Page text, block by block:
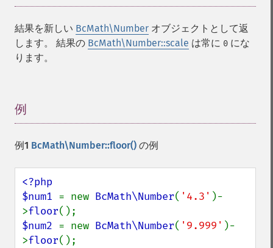
結果を新しい BcMath\Number オブジェクトとして返
します。 結果の BcMath\Number::scale は常に 0 にな
ります。
例
例1 BcMath\Number::floor() の例
<?php
$num1 = new BcMath\Number( '4.3' )-
>floor
$num2 = new BcMath\Number( '9.999' )-
>floor